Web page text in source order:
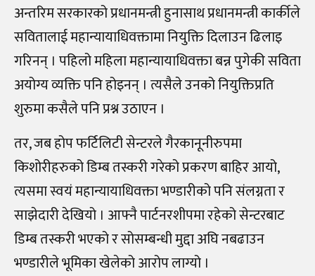
अन्तरिम सरकारको प्रधानमन्त्री हुनासाथ प्रधानमन्त्री कार्कीले
सवितालाई महान्यायाधिवक्तामा नियुक्ति दिलाउन ढिलाइ
गरिनन् । पहिलो महिला महान्यायाधिवक्ता बन्न पुगेकी सविता
अयोग्य व्यक्ति पनि होइनन् । त्यसैले उनको नियुक्तिप्रति
शुरुमा कसैले पनि प्रश्न उठाएन ।
तर, जब होप फर्टिलिटी सेन्टरले गैरकानूनीरुपमा
किशोरीहरुको डिम्ब तस्करी गरेको प्रकरण बाहिर आयो,
त्यसमा स्वयं महान्यायाधिवक्ता भण्डारीको पनि संलग्नता र
साझेदारी देखियो । आफ्नै पार्टनरशीपमा रहेको सेन्टरबाट
डिम्ब तस्करी भएको र सोसम्बन्धी मुद्दा अघि नबढाउन
भण्डारीले भूमिका खेलेको आरोप लाग्यो ।